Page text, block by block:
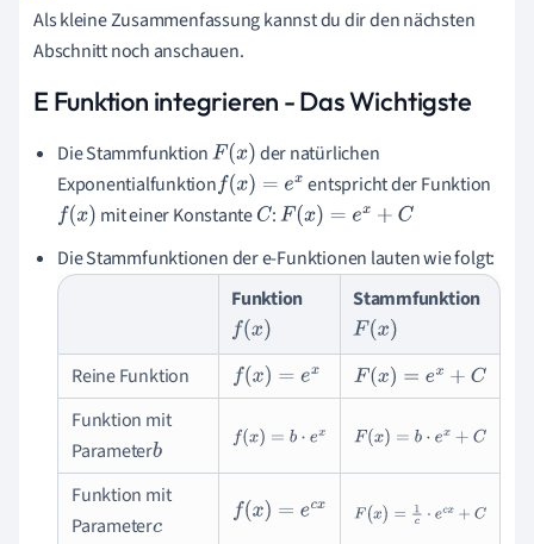
Als kleine Zusammenfassung kannst du dir den nächsten
Abschnitt noch anschauen.
E Funktion integrieren - Das Wichtigste
Die StammfunktionF(x)
der natürlichen
Exponentialfunktionf(x)=e x
entspricht der Funktion
f(x) mit einer KonstanteC :F(x)=e x+C
Die Stammfunktionen der e-Funktionen lauten wie folgt:
Funktion
f(x)
Stammfunktion
F(x)
Reine Funktion
f(x)=e x F(x)=e x+ C
Funktion mit
Parameterb
f(x)= b·ex F(x)= b·ex+C
Funktion mit
Parameterc
f(x)=e cx F(x)= 1c ·e cx+C